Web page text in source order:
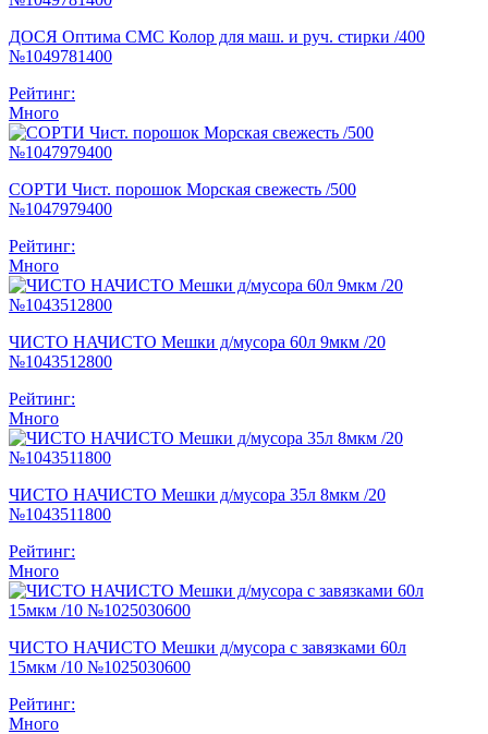
ДОСЯ Оптима СМС Колор для маш. и руч. стирки /400
№1049781400
Рейтинг:
Много
СОРТИ Чист. порошок Морская свежесть /500
№1047979400
Рейтинг:
Много
ЧИСТО НАЧИСТО Мешки д/мусора 60л 9мкм /20
№1043512800
Рейтинг:
Много
ЧИСТО НАЧИСТО Мешки д/мусора 35л 8мкм /20
№1043511800
Рейтинг:
Много
ЧИСТО НАЧИСТО Мешки д/мусора с завязками 60л
15мкм /10 №1025030600
Рейтинг:
Много